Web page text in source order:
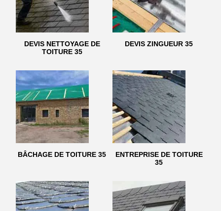
DEVIS NETTOYAGE DE
TOITURE 35
DEVIS ZINGUEUR 35
BÂCHAGE DE TOITURE 35
ENTREPRISE DE TOITURE
35